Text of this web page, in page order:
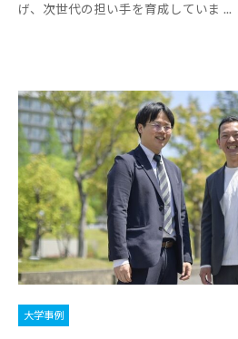
合
情
報
サ
イ
ト
情
報
サ
イ
ト
で
す
。
キ
ャ
げ、次世代の担い手を育成していま ...
大学事例
イ